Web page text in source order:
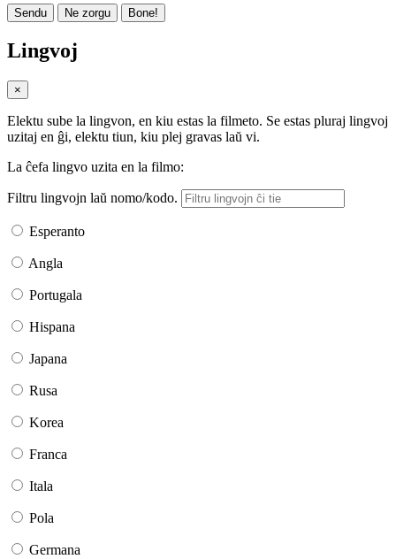
Sendu Ne zorgu Bone!
Lingvoj
×
Elektu sube la lingvon, en kiu estas la filmeto. Se estas pluraj lingvoj
uzitaj en ĝi, elektu tiun, kiu plej gravas laŭ vi.
La ĉefa lingvo uzita en la filmo:
Filtru lingvojn laŭ nomo/kodo.
Esperanto
Angla
Portugala
Hispana
Japana
Rusa
Korea
Franca
Itala
Pola
Germana